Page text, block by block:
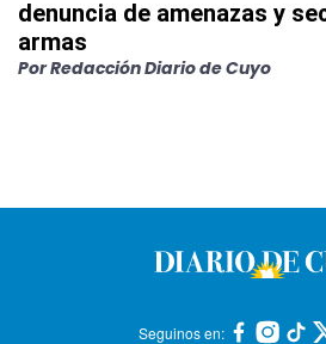
denuncia de amenazas y
armas
PorRedacción Diario de Cuyo
Seguinos en: